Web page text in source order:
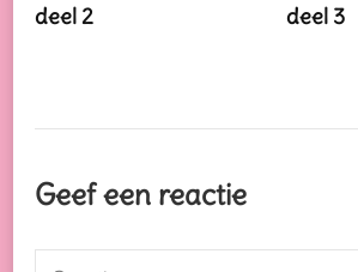
deel 2
deel 3
Geef een reactie